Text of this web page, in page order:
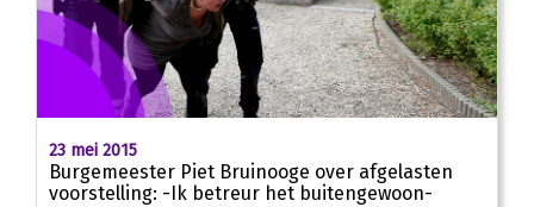
23 mei 2015
Burgemeester Piet Bruinooge over afgelasten
voorstelling: -Ik betreur het buitengewoon-